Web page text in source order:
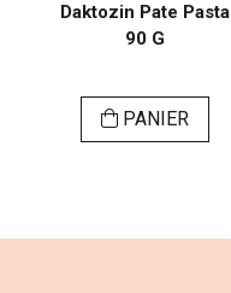
Daktozin Pate Pasta
90 G
PANIER